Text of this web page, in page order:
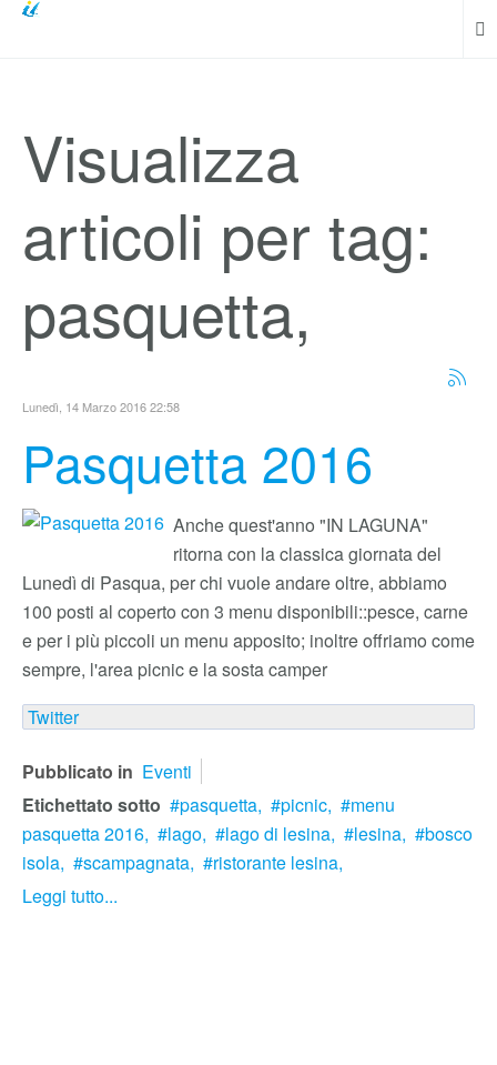
Visualizza
articoli per tag:
pasquetta,
Lunedì, 14 Marzo 2016 22:58
Pasquetta 2016
Anche quest'anno "IN LAGUNA"
ritorna con la classica giornata del
Lunedì di Pasqua, per chi vuole andare oltre, abbiamo
100 posti al coperto con 3 menu disponibili::pesce, carne
e per i più piccoli un menu apposito; inoltre offriamo come
sempre, l'area picnic e la sosta camper
Twitter
Pubblicato in Eventi
Etichettato sotto
pasquetta, picnic,
menu
pasquetta 2016,
lago, lago di lesina, lesina,
bosco
isola,
scampagnata,
ristorante lesina,
Leggi tutto...